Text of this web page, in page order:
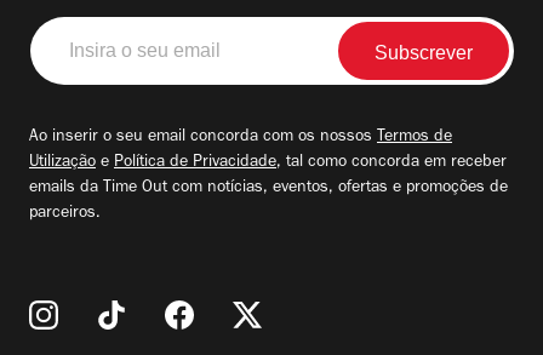
Insira
o
seu
Ao inserir o seu email concorda com os nossos Termos de
Utilização e Política de Privacidade, tal como concorda em receber
emails da Time Out com notícias, eventos, ofertas e promoções de
parceiros.